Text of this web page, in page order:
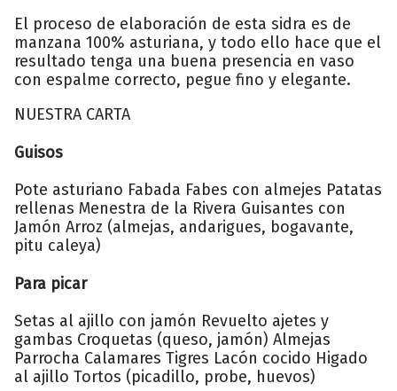
El proceso de elaboración de esta sidra es de
manzana 100% asturiana, y todo ello hace que el
resultado tenga una buena presencia en vaso
con espalme correcto, pegue fino y elegante.
NUESTRA CARTA
Guisos
Pote asturiano Fabada Fabes con almejes Patatas
rellenas Menestra de la Rivera Guisantes con
Jamón Arroz (almejas, andarigues, bogavante,
pitu caleya)
Para picar
Setas al ajillo con jamón Revuelto ajetes y
gambas Croquetas (queso, jamón) Almejas
Parrocha Calamares Tigres Lacón cocido Higado
al ajillo Tortos (picadillo, probe, huevos)